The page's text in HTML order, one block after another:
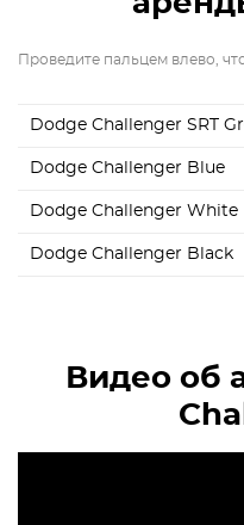
Проведите пальцем влево,
Dodge Challenger SRT
Dodge Challenger Blue
Dodge Challenger White
Dodge Challenger Black
Видео об